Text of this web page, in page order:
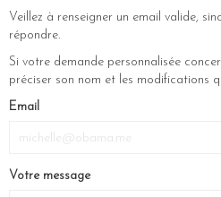
Veillez à renseigner un email valide,
répondre.
Si votre demande personnalisée
préciser son nom et les modifications
Email
Votre message